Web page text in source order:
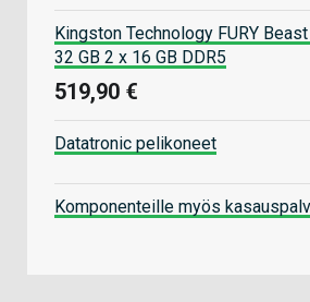
Kingston Technology FURY
32 GB 2 x 16 GB DDR5
519,90 €
Datatronic pelikoneet
Komponenteille myös